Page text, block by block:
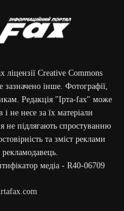
ліцензії Creative Commons
інше. Фотографії,
Редакція "Ірта-fax" може
і не несе за їх матеріали
не підлягають спростуванню
та зміст реклами
рекламодавець.
медіа - R40-06709